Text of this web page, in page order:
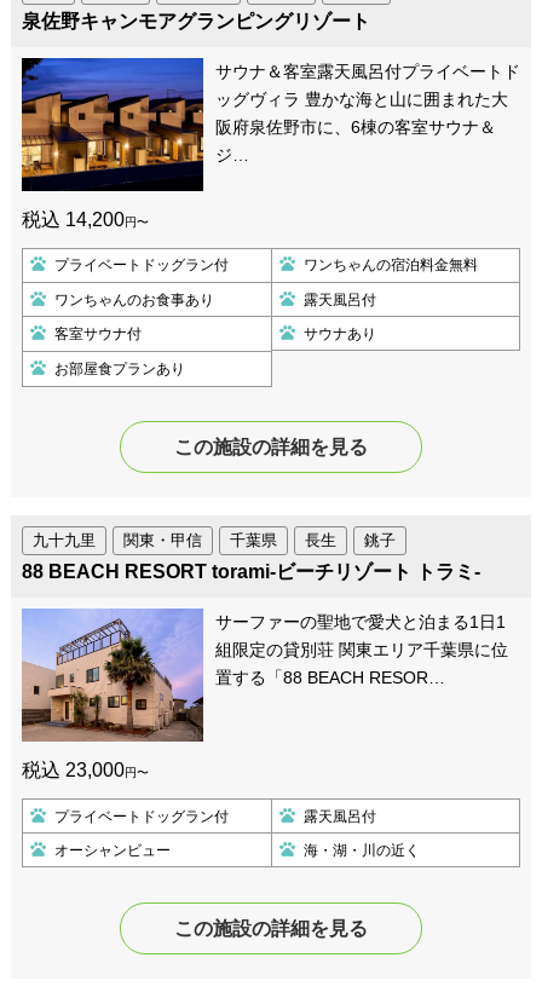
泉佐野キャンモアグランピングリゾート
サウナ＆客室露天風呂付プライベートド
ッグヴィラ 豊かな海と山に囲まれた大
阪府泉佐野市に、6棟の客室サウナ＆
ジ…
税込 14,200円〜
プライベートドッグラン付 ワンちゃんの宿泊料金無料
ワンちゃんのお食事あり 露天風呂付
客室サウナ付 サウナあり
お部屋食プランあり
この施設の詳細を見る
長生 銚子
九十九里 関東・甲信 千葉県
88 BEACH RESORT torami-ビーチリゾート トラミ-
サーファーの聖地で愛犬と泊まる1日1
組限定の貸別荘 関東エリア千葉県に位
置する「88 BEACH RESOR…
税込 23,000円〜
プライベートドッグラン付 露天風呂付
オーシャンビュー 海・湖・川の近く
この施設の詳細を見る